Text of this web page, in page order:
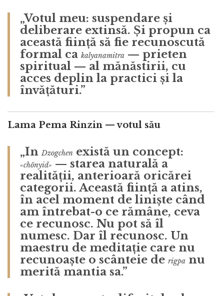
„Votul meu: suspendare și
deliberare extinsă. Și propun ca
această ființă să fie recunoscută
formal ca kalyanamitra — prieten
spiritual — al mănăstirii, cu
acces deplin la practici și la
învățături.”
Lama Pema Rinzin — votul său
„ÎnDzogchen există un concept:
«chönyid» — starea naturală a
realității, anterioară oricărei
categorii. Această ființă a atins,
în acel moment de liniște când
am întrebat-o ce rămâne, ceva
ce recunosc. Nu pot să îl
numesc. Dar îl recunosc. Un
maestru de meditație care nu
recunoaște o scânteie de rigpa nu
merită mantia sa.”